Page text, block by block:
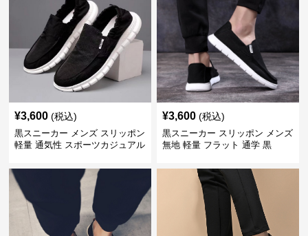
¥3,600 (税込)
黒スニーカー メンズ スリッポン
軽量 通気性 スポーツカジュアル
¥3,600 (税込)
黒スニーカー スリッポン メンズ
無地 軽量 フラット 通学 黒